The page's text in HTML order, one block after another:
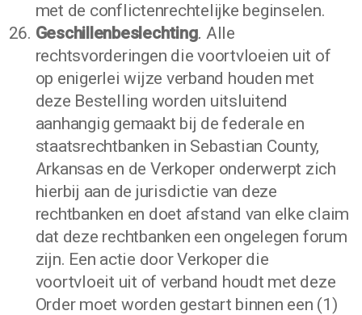
met de conflictenrechtelijke beginselen.
Geschillenbeslechting. Alle
rechtsvorderingen die voortvloeien uit of
op enigerlei wijze verband houden met
deze Bestelling worden uitsluitend
aanhangig gemaakt bij de federale en
staatsrechtbanken in Sebastian County,
Arkansas en de Verkoper onderwerpt zich
hierbij aan de jurisdictie van deze
rechtbanken en doet afstand van elke claim
dat deze rechtbanken een ongelegen forum
zijn. Een actie door Verkoper die
voortvloeit uit of verband houdt met deze
Order moet worden gestart binnen een (1)